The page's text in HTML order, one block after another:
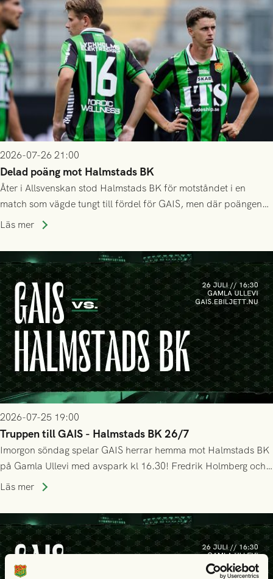
2026-07-26 21:00
Delad poäng mot Halmstads BK
Åter i Allsvenskan stod Halmstads BK för motståndet i en
match som vägde tungt till fördel för GAIS, men där poängen
delades efter dramatik på tilläggstid.
Läs mer
2026-07-25 19:00
Truppen till GAIS - Halmstads BK 26/7
Imorgon söndag spelar GAIS herrar hemma mot Halmstads BK
på Gamla Ullevi med avspark kl 16.30! Fredrik Holmberg och
ledarstaben har tagit ut följande trupp till matchen:
Läs mer